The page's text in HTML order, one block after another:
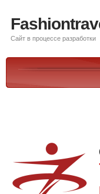
Сайт в процессе разработки